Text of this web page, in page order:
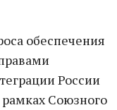
обеспечения
России
Союзного